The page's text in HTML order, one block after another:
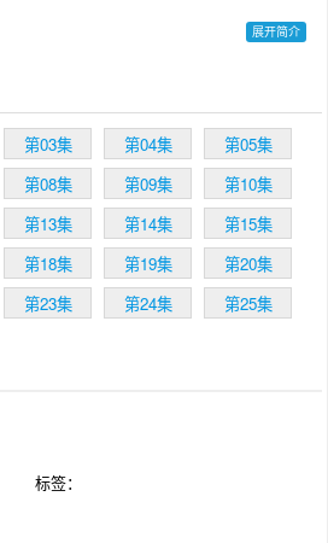
是阴狠大皇子眼中的旧梦替身，还是赵国
秦偏执守护的人。一场关于利用与深情的
，在皇权博弈中凄美上演。
展开简介
第03集 第04集
第05集
第08集 第09集
第10集
第13集 第14集
第15集
第18集 第19集
第20集
第23集 第24集
第25集
标签：